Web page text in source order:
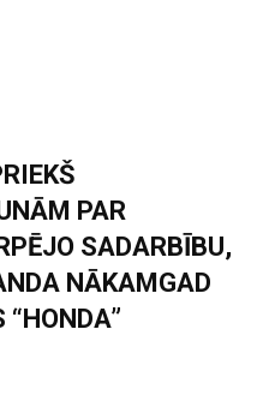
PAR
SADARBĪBU,
NĀKAMGAD